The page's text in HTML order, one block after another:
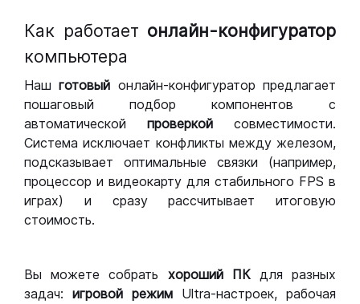
Как работает онлайн-конфигуратор
компьютера
Нашготовый онлайн-конфигуратор предлагает
пошаговый подбор компонентов с
автоматической проверкой совместимости.
Система исключает конфликты между железом,
подсказывает оптимальные связки (например,
процессор и видеокарту для стабильного FPS в
играх) и сразу рассчитывает итоговую
стоимость.
Вы можете собрать хороший ПКдля разных
задач: игровой режим Ultra-настроек, рабочая